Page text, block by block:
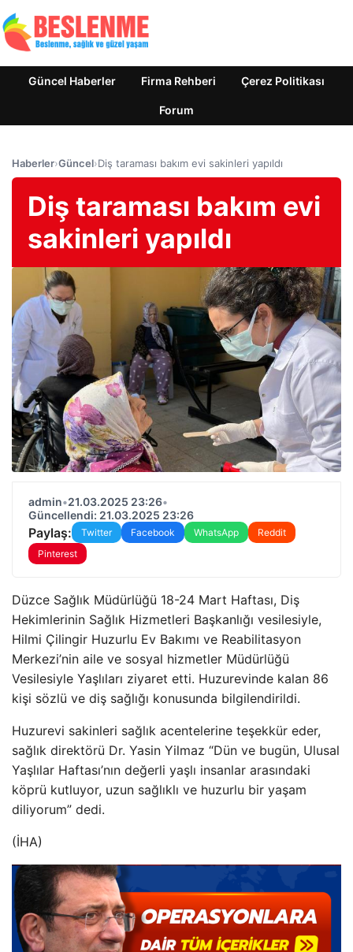
Güncel Haberler Firma Rehberi Çerez Politikası
Forum
Haberler›Güncel›Diş taraması bakım evi sakinleri yapıldı
Diş taraması bakım evi
sakinleri yapıldı
admin•21.03.2025 23:26•
Güncellendi: 21.03.2025 23:26
Paylaş: Twitter Facebook WhatsApp
Reddit
Pinterest
Düzce Sağlık Müdürlüğü 18-24 Mart Haftası, Diş
Hekimlerinin Sağlık Hizmetleri Başkanlığı vesilesiyle,
Hilmi Çilingir Huzurlu Ev Bakımı ve Reabilitasyon
Merkezi’nin aile ve sosyal hizmetler Müdürlüğü
Vesilesiyle Yaşlıları ziyaret etti. Huzurevinde kalan 86
kişi sözlü ve diş sağlığı konusunda bilgilendirildi.
Huzurevi sakinleri sağlık acentelerine teşekkür eder,
sağlık direktörü Dr. Yasin Yilmaz “Dün ve bugün, Ulusal
Yaşlılar Haftası’nın değerli yaşlı insanlar arasındaki
köprü kutluyor, uzun sağlıklı ve huzurlu bir yaşam
diliyorum” dedi.
(İHA)